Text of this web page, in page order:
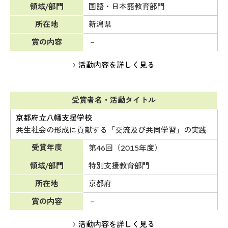
領域/部門
国語・日本語教育部門
所在地
新潟県
賞の内容
－
活動内容を詳しく見る
受賞者名・活動タイトル
京都府立八幡支援学校
共生社会の形成に貢献する「交流及び共同学習」の実践
受賞年度
第46回（2015年度）
領域/部門
特別支援教育部門
所在地
京都府
賞の内容
－
活動内容を詳しく見る